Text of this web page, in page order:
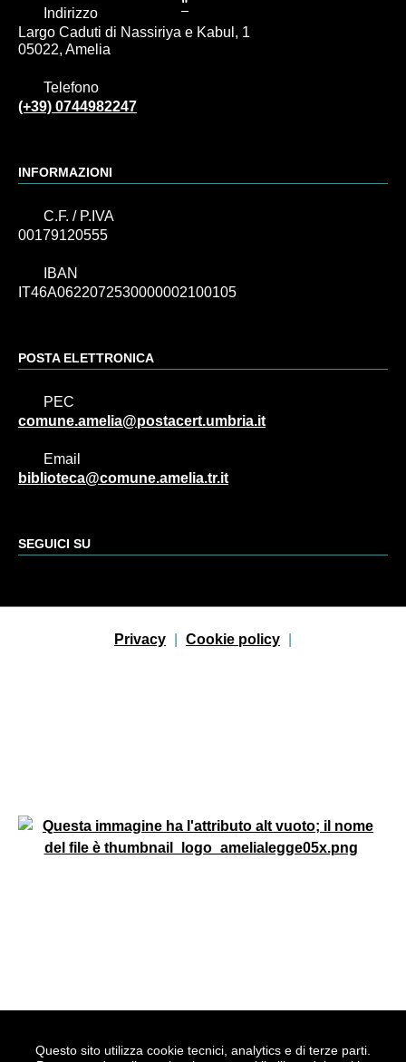
Questo sito utilizza cookie tecnici, analytics e di terze parti.
Indirizzo
Largo Caduti di Nassiriya e Kabul, 1
05022, Amelia
Telefono
(+39) 0744982247
INFORMAZIONI
C.F. / P.IVA
00179120555
IBAN
IT46A0622072530000002100105
POSTA ELETTRONICA
PEC
comune.amelia@postacert.umbria.it
Email
biblioteca@comune.amelia.tr.it
SEGUICI SU
Sezione Link Utili
Privacy Cookie policy
Realizzato conWordPress |Tema grafico ItaliaWP2